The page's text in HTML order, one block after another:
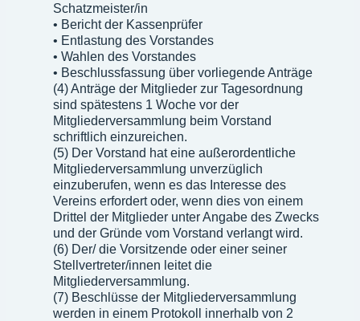
Schatzmeister/in
• Bericht der Kassenprüfer
• Entlastung des Vorstandes
• Wahlen des Vorstandes
• Beschlussfassung über vorliegende Anträge
(4) Anträge der Mitglieder zur Tagesordnung
sind spätestens 1 Woche vor der
Mitgliederversammlung beim Vorstand
schriftlich einzureichen.
(5) Der Vorstand hat eine außerordentliche
Mitgliederversammlung unverzüglich
einzuberufen, wenn es das Interesse des
Vereins erfordert oder, wenn dies von einem
Drittel der Mitglieder unter Angabe des Zwecks
und der Gründe vom Vorstand verlangt wird.
(6) Der/ die Vorsitzende oder einer seiner
Stellvertreter/innen leitet die
Mitgliederversammlung.
(7) Beschlüsse der Mitgliederversammlung
werden in einem Protokoll innerhalb von 2